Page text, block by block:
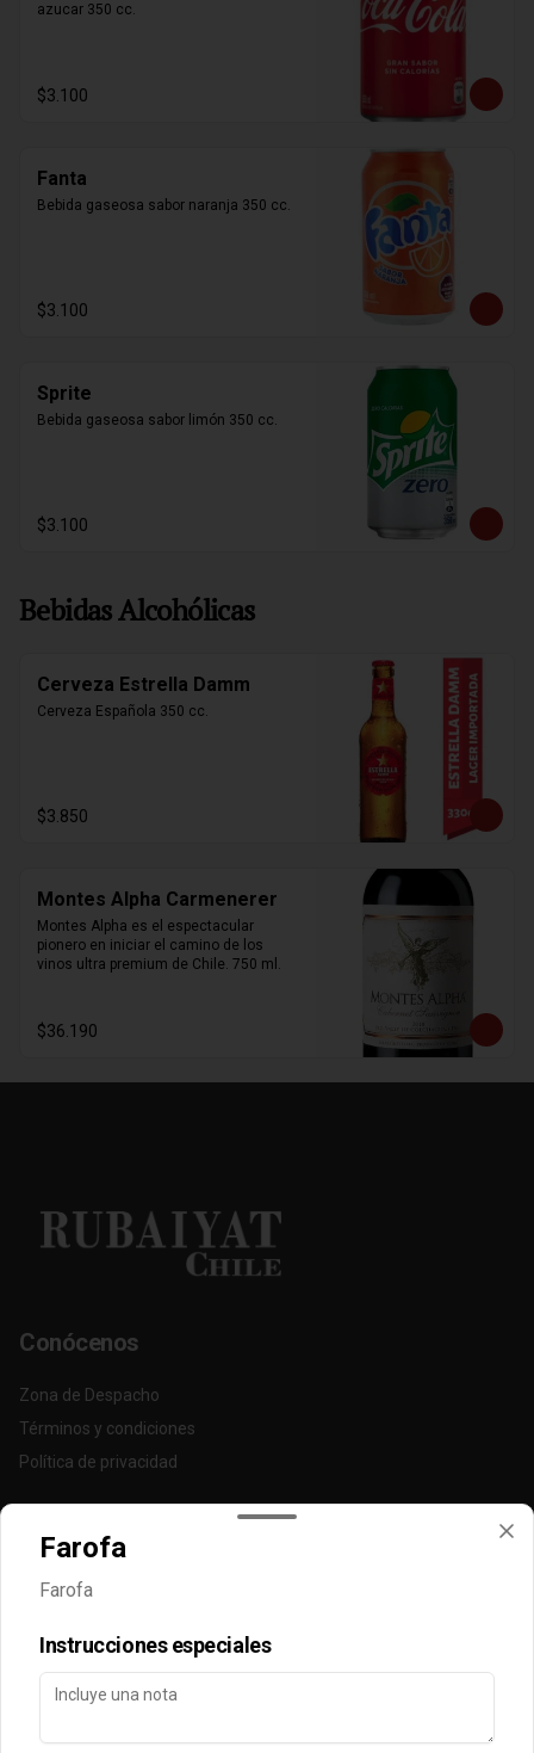
azucar 350 cc.
$3.100
Fanta
Bebida gaseosa sabor naranja 350 cc.
$3.100
Sprite
Bebida gaseosa sabor limón 350 cc.
$3.100
Bebidas Alcohólicas
Cerveza Estrella Damm
Cerveza Española 350 cc.
$3.850
Montes Alpha Carmenerer
Montes Alpha es el espectacular
pionero en iniciar el camino de los
vinos ultra premium de Chile. 750 ml.
$36.190
Conócenos
Zona de Despacho
Términos y condiciones
Política de privacidad
Redes sociales
Facebook
Mi cuenta
Iniciar sesión
Farofa
Farofa
Instrucciones especiales